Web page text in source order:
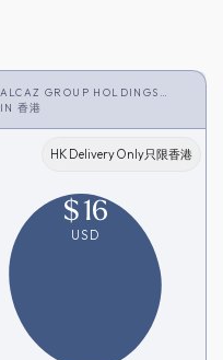
ALCAZ GROUP HOLDINGS
LIMITED
IN 香港
HK Delivery Only只限香港
$16
USD